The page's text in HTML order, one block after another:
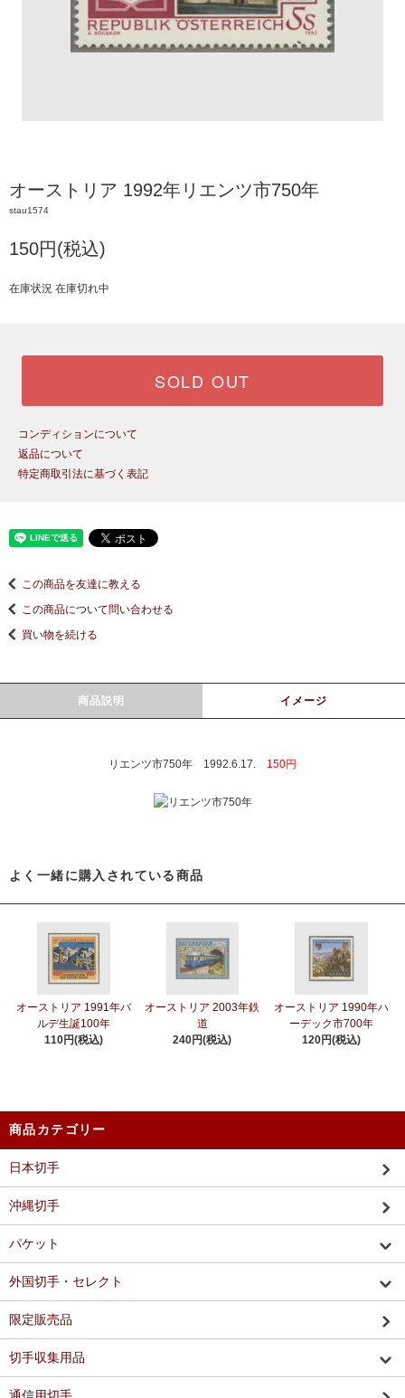
オーストリア 1992年リエンツ市750年
stau1574
150円(税込)
在庫状況 在庫切れ中
SOLD OUT
コンディションについて
返品について
特定商取引法に基づく表記
この商品を友達に教える
この商品について問い合わせる
買い物を続ける
商品説明 イメージ
リエンツ市750年 1992.6.17. 150円
よく一緒に購入されている商品
オーストリア 1991年バ
ルデ生誕100年
110円(税込)
オーストリア 2003年鉄
道
240円(税込)
オーストリア 1990年ハ
ーデック市700年
120円(税込)
商品カテゴリー
日本切手
沖縄切手
パケット
外国切手・セレクト
限定販売品
切手収集用品